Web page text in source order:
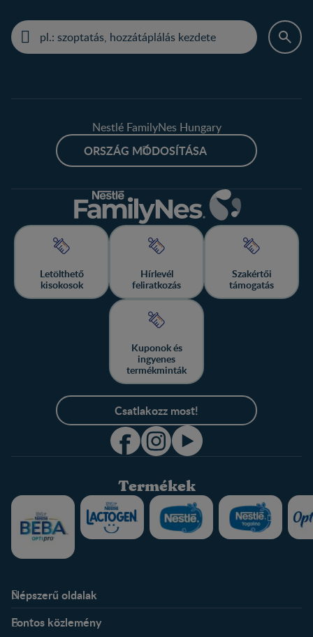
Nestlé FamilyNes Hungary
ORSZÁG MÓDOSÍTÁSA
Letölthető
kisokosok
Hírlevél
feliratkozás
Szakértői
támogatás
Kuponok és
ingyenes
termékminták
Csatlakozz most!
Termékek
Népszerű oldalak
Kapcsolat
Fontos közlemény